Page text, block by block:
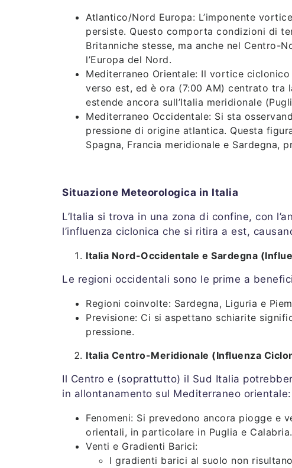
Atlantico/Nord Europa: L’imponente
persiste. Questo comporta condizioni di
Britanniche stesse, ma anche nel Centro-
l’Europa del Nord.
Mediterraneo Orientale: Il vortice
verso est, ed è ora (7:00 AM) centrato tra
estende ancora sull’Italia meridionale
Mediterraneo Occidentale: Si sta
pressione di origine atlantica. Questa
Spagna, Francia meridionale e Sardegna,
Situazione Meteorologica in Italia
L’Italia si trova in una zona di confine, con
l’influenza ciclonica che si ritira a est,
Italia Nord-Occidentale e Sardegna
Le regioni occidentali sono le prime a
Regioni coinvolte: Sardegna, Liguria e
Previsione: Ci si aspettano schiarite
pressione.
Italia Centro-Meridionale (Influenza
Il Centro e (soprattutto) il Sud Italia
in allontanamento sul Mediterraneo orientale:
Fenomeni: Si prevedono ancora piogge e
orientali, in particolare in Puglia e Calabria.
Venti e Gradienti Barici:
I gradienti barici al suolo non